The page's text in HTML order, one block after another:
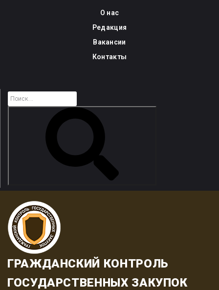
О нас
Редакция
Вакансии
Контакты
ГРАЖДАНСКИЙ КОНТРОЛЬ
ГОСУДАРСТВЕННЫХ ЗАКУПОК